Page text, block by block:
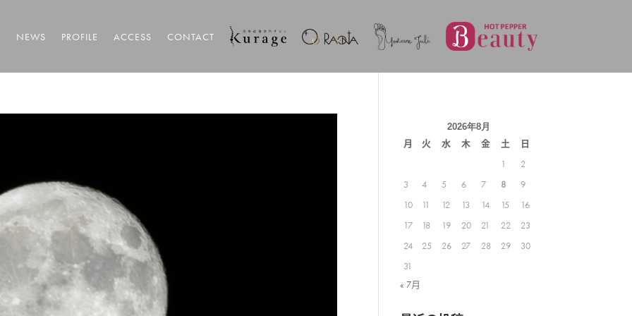
NEWS PROFILE ACCESS CONTACT
2026年8月
月 火 水 木 金 土
日
1
2
3
4 5 6 7 8
9
10
11 12 13 14 15
16
17
18 19 20 21 22
23
24
25 26 27 28 29
30
31
« 7月